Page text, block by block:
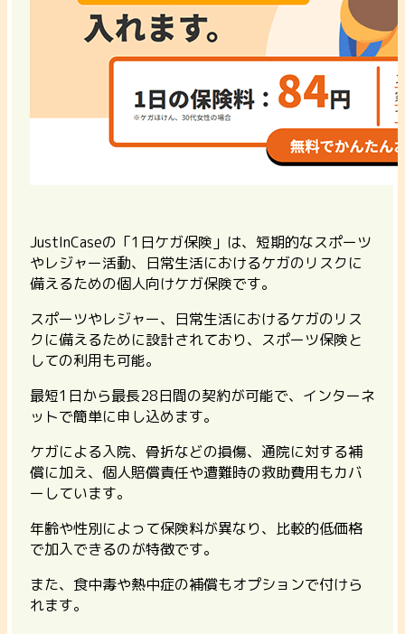
JustInCaseの「1日ケガ保険」は、短期的なスポーツ
やレジャー活動、日常生活におけるケガのリスクに
備えるための個人向けケガ保険です。
スポーツやレジャー、日常生活におけるケガのリス
クに備えるために設計されており、スポーツ保険と
しての利用も可能。
最短1日から最長28日間の契約が可能で、インターネ
ットで簡単に申し込めます。
ケガによる入院、骨折などの損傷、通院に対する補
償に加え、個人賠償責任や遭難時の救助費用もカバ
ーしています。
年齢や性別によって保険料が異なり、比較的低価格
で加入できるのが特徴です。
また、食中毒や熱中症の補償もオプションで付けら
れます。